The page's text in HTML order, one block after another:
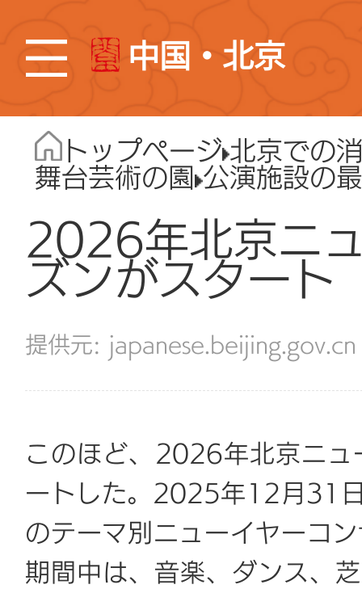
中国・北京
トップページ 北京での
舞台芸術の園 公演施設の
2026年北京ニ
ズンがスタート
japanese.beijing.gov.cn
このほど、2026年北京ニ
ートした。2025年12月31
のテーマ別ニューイヤーコ
期間中は、音楽、ダンス、